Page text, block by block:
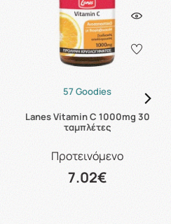
57 Goodies
Lanes Vitamin C 1000mg 30
ταμπλέτες
Προτεινόμενο
7.02€